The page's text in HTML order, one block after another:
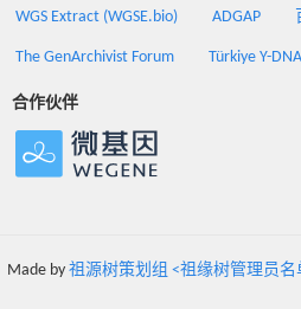
WGS Extract (WGSE.bio) ADGAP
The GenArchivist Forum Türkiye Y-
合作伙伴
Made by 祖源树策划组 <祖缘树管理员名